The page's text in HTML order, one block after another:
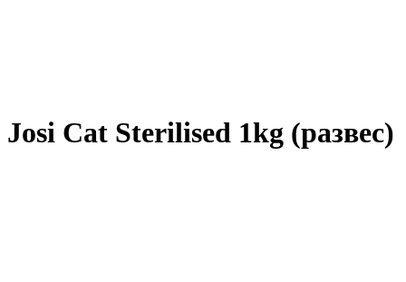
Josi Cat Sterilised 1kg (развес)